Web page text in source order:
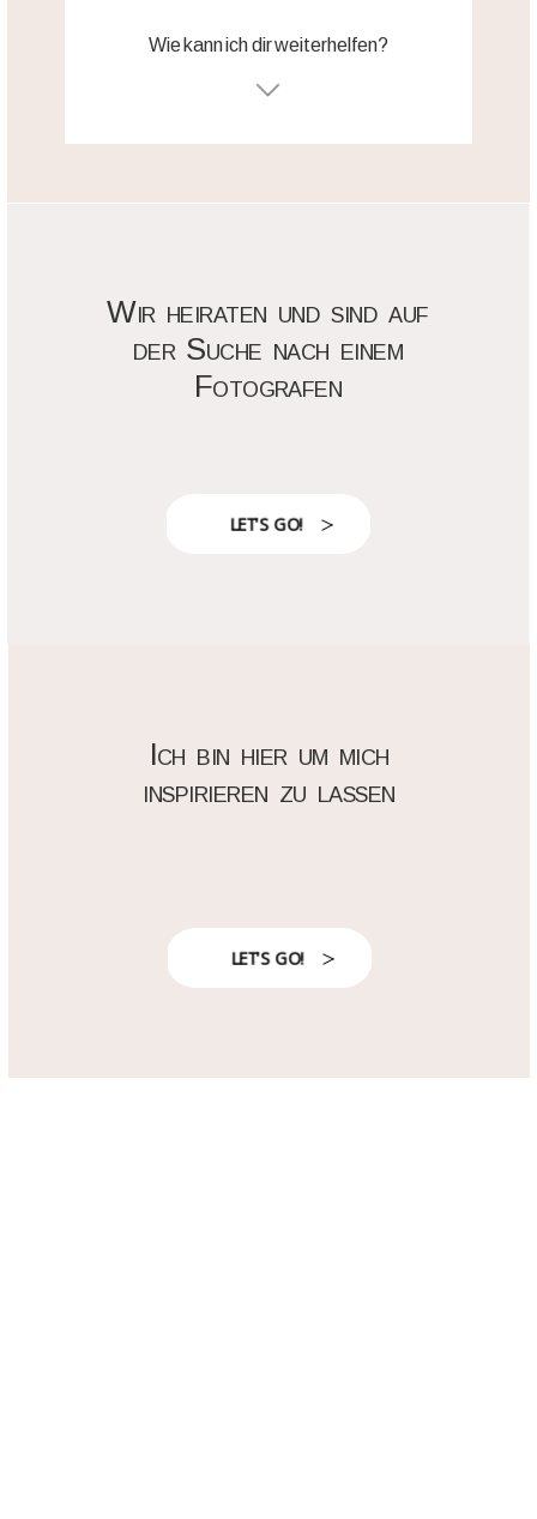
Wie kann ich dir weiterhelfen?
Wir heiraten und sind auf
der Suche nach einem
Fotografen
LET'S GO!
Ich bin hier um mich
inspirieren zu lassen
LET'S GO!